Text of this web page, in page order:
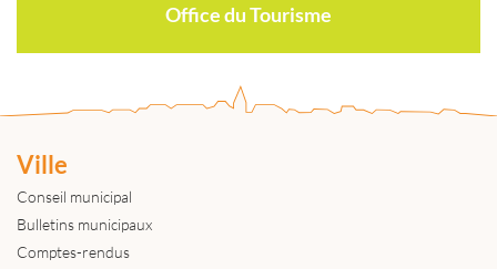
Office du Tourisme
Ville
Conseil municipal
Bulletins municipaux
Comptes-rendus